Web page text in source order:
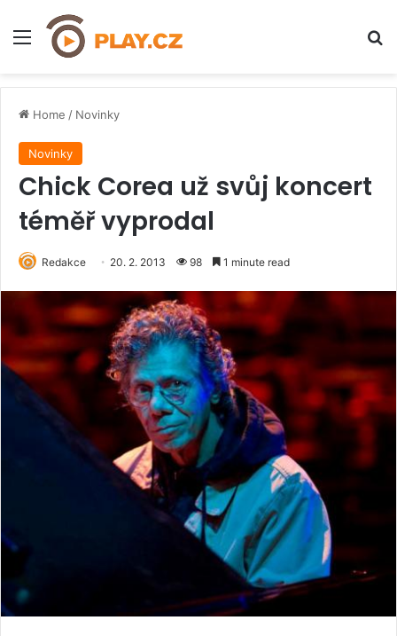
Menu
Home / Novinky
Novinky
Chick Corea už svůj koncert
téměř vyprodal
Redakce 20. 2. 2013 98 1 minute read